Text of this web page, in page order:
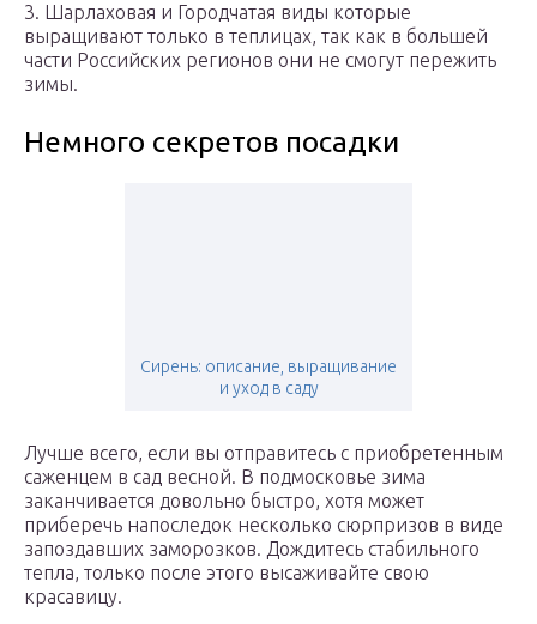
3. Шарлаховая и Городчатая виды которые
выращивают только в теплицах, так как в большей
части Российских регионов они не смогут пережить
зимы.
Немного секретов посадки
Сирень: описание, выращивание
и уход в саду
Лучше всего, если вы отправитесь с приобретенным
саженцем в сад весной. В подмосковье зима
заканчивается довольно быстро, хотя может
приберечь напоследок несколько сюрпризов в виде
запоздавших заморозков. Дождитесь стабильного
тепла, только после этого высаживайте свою
красавицу.